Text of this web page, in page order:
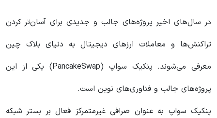
در سال‌های اخیر پروژه‌های جالب و جدیدی برای آسان‌تر کردن
تراکنش‌ها و معاملات ارزهای دیجیتال به دنیای بلاک چین
معرفی می‌شوند. پنکیک سواپ (PancakeSwap) یکی از این
پروژه‌های جالب و فناوری‌های نوین است.
پنکیک سواپ به عنوان صرافی غیرمتمرکز فعال بر بستر شبکه